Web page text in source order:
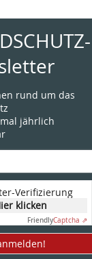
rund um das
jährlich
Verifizierung
klicken
FriendlyCaptcha ⇗